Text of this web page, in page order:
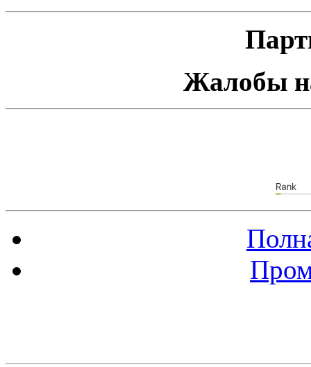
Жалобы